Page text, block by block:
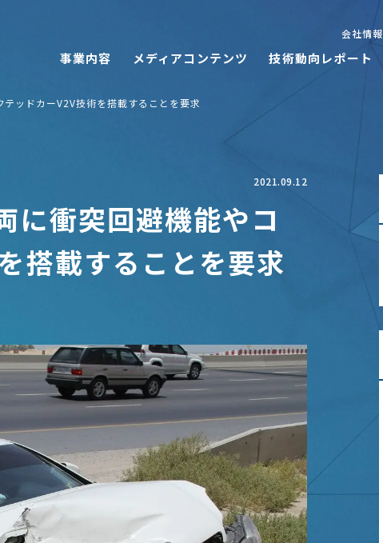
事業内容 メディアコンテンツ 技術動向レポート
会社情報
ッドカーV2V技術を搭載することを要求
2021.09.12
に衝突回避機能やコ
搭載することを要求